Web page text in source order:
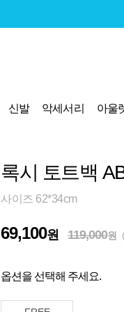
신발 악세서리
아울
록시 토트백
사이즈 62*34cm
69,100원 119,000원
옵션을 선택해 주세요.